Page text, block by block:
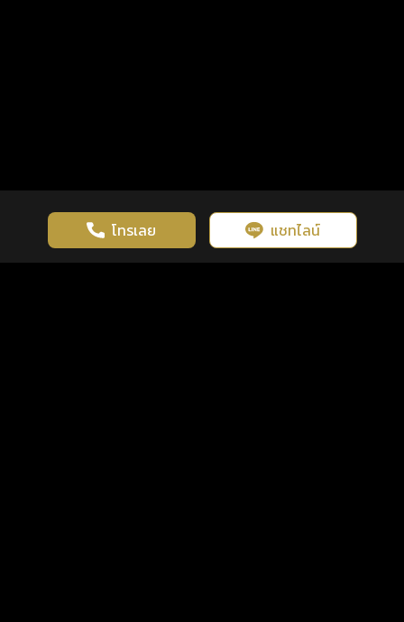
โทรเลย แชทไลน์
เว็บไซต์นี้มีการใช้งานคุกกี้ เพื่อเพิ่มประสิทธิภาพและประสบการณ์ที่ดี
ในการใช้งานเว็บไซต์ นโยบายความเป็นส่วนตัว
รู้ก่อน พร้อมกว่า ทุกจังหวะชีวิต คลิกดูดวงฟรี